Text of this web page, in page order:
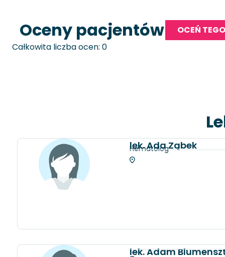
Oceny pacjentów
OCEŃ
Całkowita liczba ocen: 0
lek. Ada Ząbek
Hematolog
lek. Adam